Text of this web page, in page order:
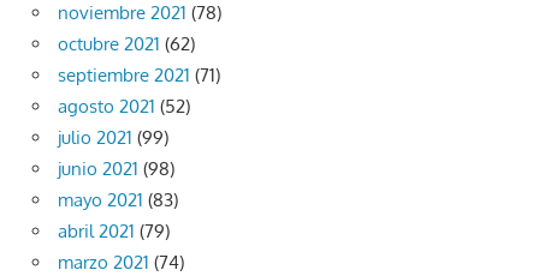
noviembre 2021 (78)
octubre 2021 (62)
septiembre 2021 (71)
agosto 2021 (52)
julio 2021 (99)
junio 2021 (98)
mayo 2021 (83)
abril 2021 (79)
marzo 2021 (74)